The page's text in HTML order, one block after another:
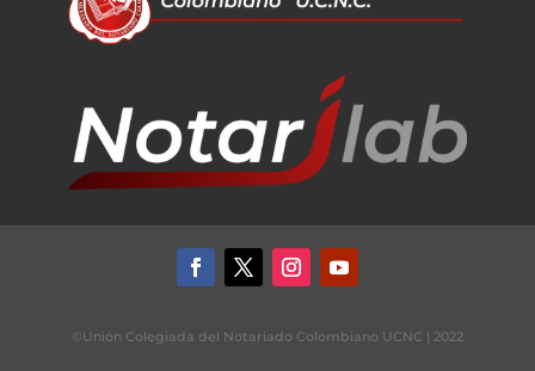
©Unión Colegiada del Notariado Colombiano UCNC | 2022